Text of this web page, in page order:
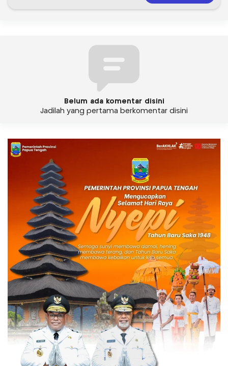
Belum ada komentar disini
Jadilah yang pertama berkomentar disini